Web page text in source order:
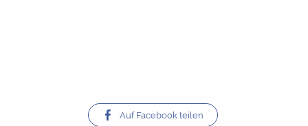
Auf Facebook teilen